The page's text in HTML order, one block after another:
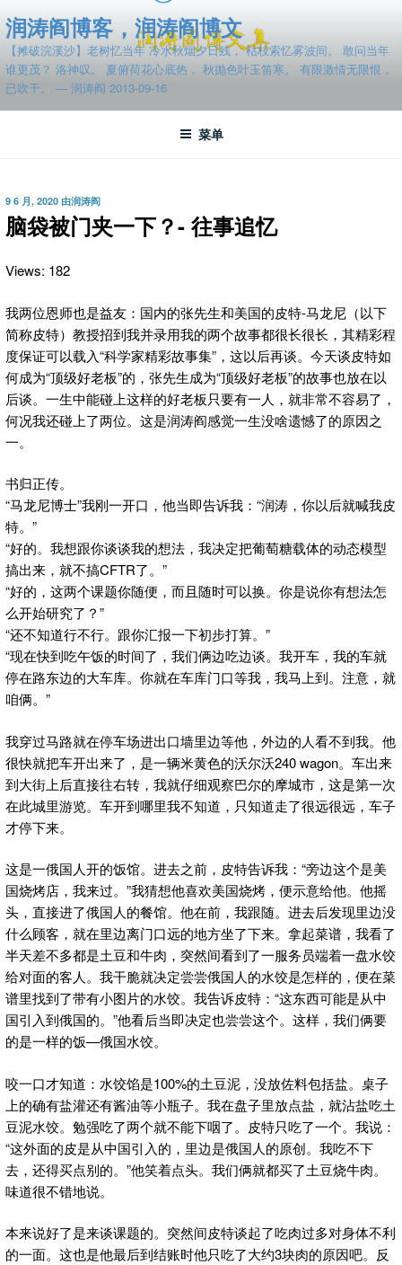
至
容
润涛阎博客，润涛阎博文
【摊破浣溪沙】老树忆当年 冷水秋烟夕日残， 枯枝索忆雾波间。 敢问当年
谁更茂？ 洛神叹。 夏俯荷花心底热， 秋抛色叶玉笛寒。 有限激情无限恨，
已吹干。 — 润涛阎 2013-09-16
菜单
发
布
于
9 6 月, 2020 由润涛阎
脑袋被门夹一下？- 往事追忆
Views: 182
我两位恩师也是益友：国内的张先生和美国的皮特-马龙尼（以下
简称皮特）教授招到我并录用我的两个故事都很长很长，其精彩程
度保证可以载入“科学家精彩故事集”，这以后再谈。今天谈皮特如
何成为“顶级好老板”的， 张先生成为“顶级好老板”的故事也放在以
后谈。一生中能碰上这样的好老板只要有一人，就非常不容易了，
何况我还碰上了两位。这是润涛阎感觉一生没啥遗憾了的原因之
一。
书归正传。
“马龙尼博士”我刚一开口，他当即告诉我：“润涛，你以后就喊我皮
特。”
“好的。我想跟你谈谈我的想法，我决定把葡萄糖载体的动态模型
搞出来，就不搞CFTR了。”
“好的，这两个课题你随便，而且随时可以换。你是说你有想法怎
么开始研究了？”
“还不知道行不行。跟你汇报一下初步打算。”
“现在快到吃午饭的时间了，我们俩边吃边谈。我开车，我的车就
停在路东边的大车库。你就在车库门口等我，我马上到。注意，就
咱俩。”
我穿过马路就在停车场进出口墙里边等他，外边的人看不到我。他
很快就把车开出来了，是一辆米黄色的沃尔沃240 wagon。车出来
到大街上后直接往右转，我就仔细观察巴尔的摩城市，这是第一次
在此城里游览。车开到哪里我不知道，只知道走了很远很远，车子
才停下来。
这是一俄国人开的饭馆。进去之前，皮特告诉我：“旁边这个是美
国烧烤店，我来过。”我猜想他喜欢美国烧烤，便示意给他。他摇
头，直接进了俄国人的餐馆。他在前，我跟随。进去后发现里边没
什么顾客，就在里边离门口远的地方坐了下来。拿起菜谱，我看了
半天差不多都是土豆和牛肉，突然间看到了一服务员端着一盘水饺
给对面的客人。我干脆就决定尝尝俄国人的水饺是怎样的，便在菜
谱里找到了带有小图片的水饺。我告诉皮特：“这东西可能是从中
国引入到俄国的。”他看后当即决定也尝尝这个。这样，我们俩要
的是一样的饭—俄国水饺。
咬一口才知道：水饺馅是100%的土豆泥，没放佐料包括盐。桌子
上的确有盐灌还有酱油等小瓶子。我在盘子里放点盐，就沾盐吃土
豆泥水饺。勉强吃了两个就不能下咽了。皮特只吃了一个。我说：
“这外面的皮是从中国引入的，里边是俄国人的原创。我吃不下
去，还得买点别的。”他笑着点头。我们俩就都买了土豆烧牛肉。
味道很不错地说。
本来说好了是来谈课题的。突然间皮特谈起了吃肉过多对身体不利
的一面。这也是他最后到结账时他只吃了大约3块肉的原因吧。反